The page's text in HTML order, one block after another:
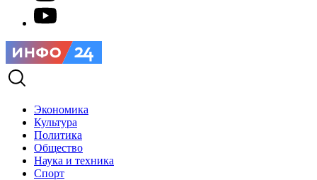
Экономика
Культура
Политика
Общество
Наука и техника
Спорт